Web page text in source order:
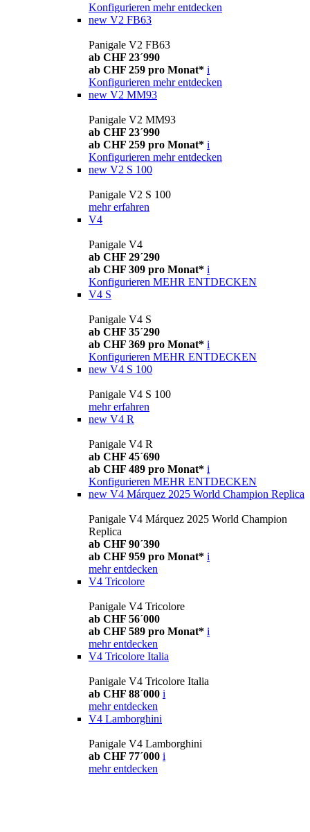
Konfigurieren mehr entdecken
new V2 FB63
Panigale V2 FB63
ab CHF 23´990
ab CHF 259 pro Monat* i
Konfigurieren mehr entdecken
new V2 MM93
Panigale V2 MM93
ab CHF 23´990
ab CHF 259 pro Monat* i
Konfigurieren mehr entdecken
new V2 S 100
Panigale V2 S 100
mehr erfahren
V4
Panigale V4
ab CHF 29´290
ab CHF 309 pro Monat* i
Konfigurieren MEHR ENTDECKEN
V4 S
Panigale V4 S
ab CHF 35´290
ab CHF 369 pro Monat* i
Konfigurieren MEHR ENTDECKEN
new V4 S 100
Panigale V4 S 100
mehr erfahren
new V4 R
Panigale V4 R
ab CHF 45´690
ab CHF 489 pro Monat* i
Konfigurieren MEHR ENTDECKEN
new V4 Márquez 2025 World Champion Replica
Panigale V4 Márquez 2025 World Champion
Replica
ab CHF 90´390
ab CHF 959 pro Monat* i
mehr entdecken
V4 Tricolore
Panigale V4 Tricolore
ab CHF 56´000
ab CHF 589 pro Monat* i
mehr entdecken
V4 Tricolore Italia
Panigale V4 Tricolore Italia
ab CHF 88´000 i
mehr entdecken
V4 Lamborghini
Panigale V4 Lamborghini
ab CHF 77´000 i
mehr entdecken